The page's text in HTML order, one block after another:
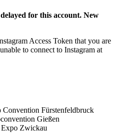
for this account. New
Access Token that you are
to connect to Instagram at
Fürstenfeldbruck
Gießen
Expo Zwickau